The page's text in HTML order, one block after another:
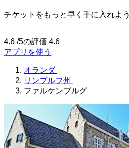
チケットをもっと早く手に入れよう
4.6 /5の評価 4.6
アプリを使う
オランダ
リンブルフ州
ファルケンブルグ